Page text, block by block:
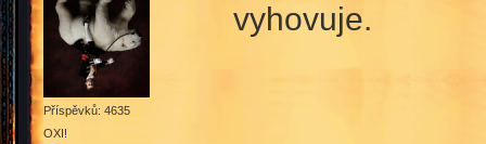
Příspěvků: 4635
OXI!
vyhovuje.